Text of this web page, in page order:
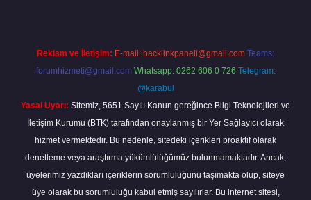
Reklam ve İletişim: E-mail: backlinkpaneli@gmail.com Teams:
forumhizmeti@gmail.com Whatsapp: 0262 606 0 726 Telegram:
@karabul
Yasal Uyarı: Sitemiz, 5651 Sayılı Kanun gereğince Bilgi Teknolojileri ve
İletişim Kurumu (BTK) tarafından onaylanmış bir Yer Sağlayıcı olarak
hizmet vermektedir. Bu nedenle, sitedeki içerikleri proaktif olarak
denetleme veya araştırma yükümlülüğümüz bulunmamaktadır. Ancak,
üyelerimiz yazdıkları içeriklerin sorumluluğunu taşımakta olup, siteye
üye olarak bu sorumluluğu kabul etmiş sayılırlar. Bu internet sitesi,